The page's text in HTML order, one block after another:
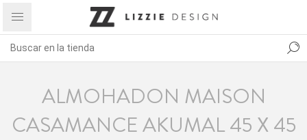
ALMOHADON MAISON
CASAMANCE AKUMAL 45 X 45